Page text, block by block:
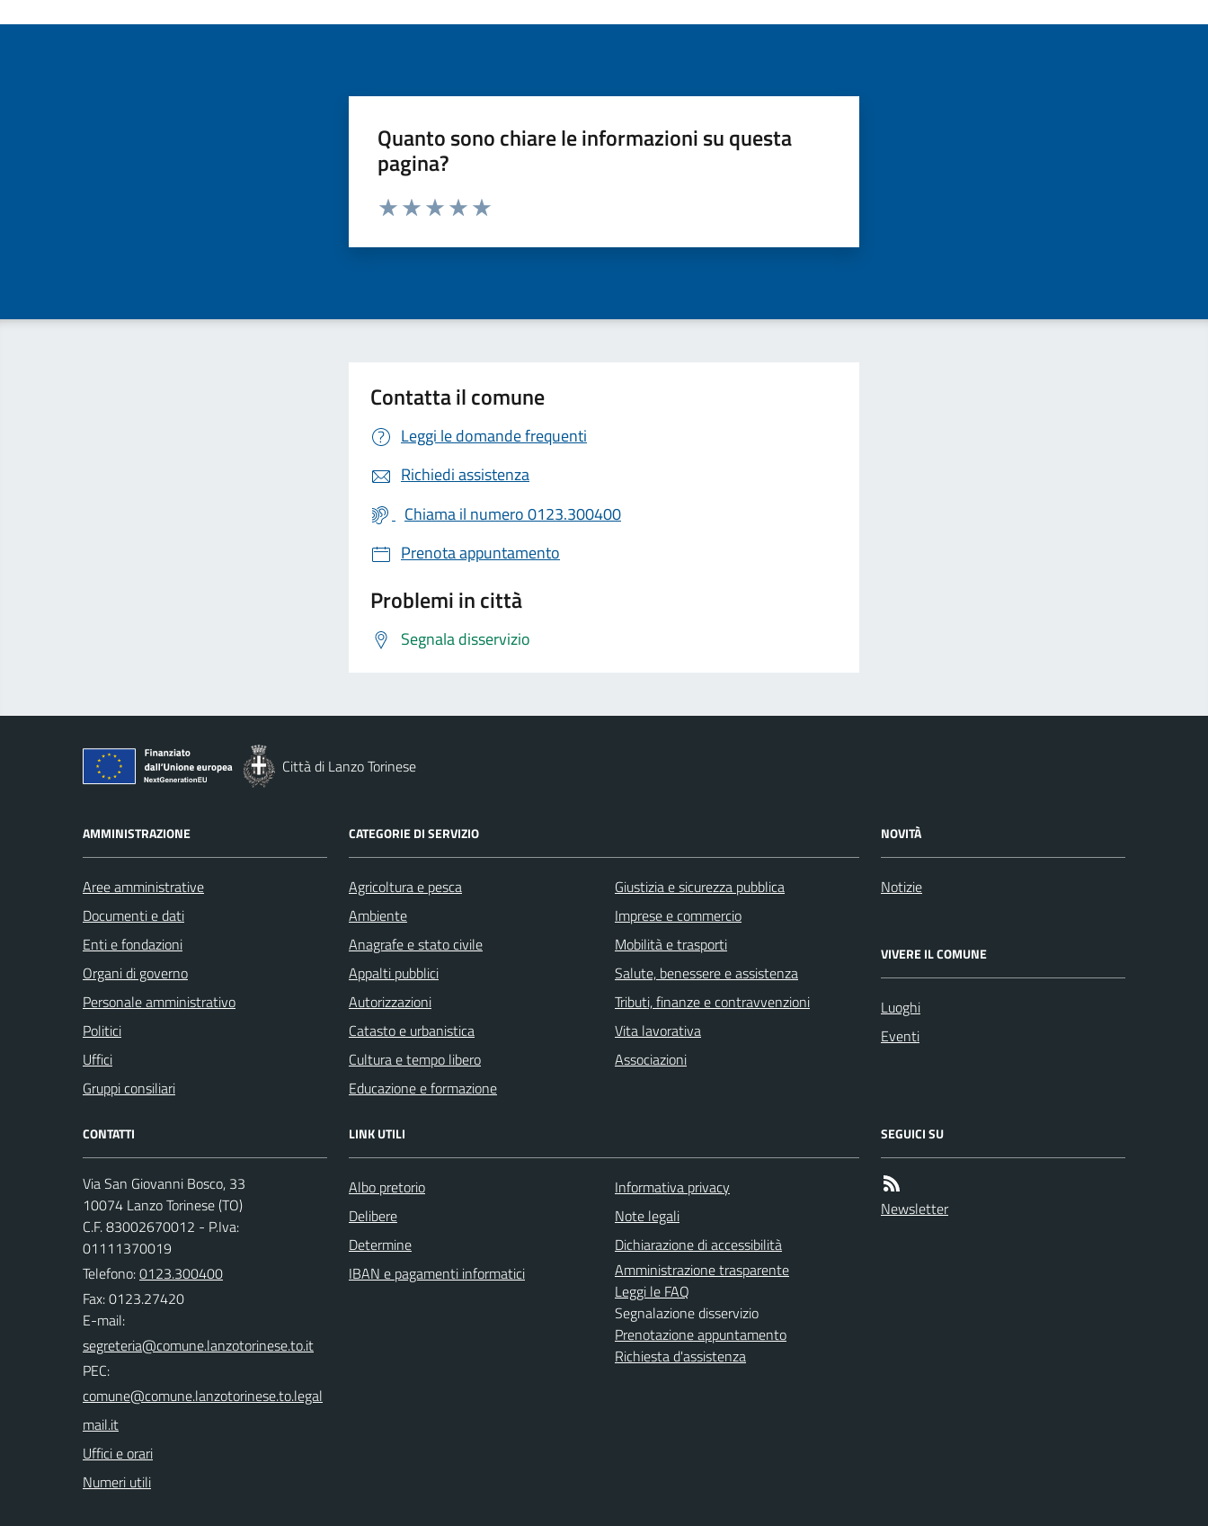
Quanto sono chiare le informazioni su questa
pagina?
Valuta da 1 a 5 stelle la pagina
Contatta il comune
Leggi le domande frequenti
Richiedi assistenza
Chiama il numero 0123.300400
Prenota appuntamento
Problemi in città
Segnala disservizio
Città di Lanzo Torinese
AMMINISTRAZIONE
Aree amministrative
Documenti e dati
Enti e fondazioni
Organi di governo
Personale amministrativo
Politici
Uffici
Gruppi consiliari
CATEGORIE DI SERVIZIO
Agricoltura e pesca
Ambiente
Anagrafe e stato civile
Appalti pubblici
Autorizzazioni
Catasto e urbanistica
Cultura e tempo libero
Educazione e formazione
Giustizia e sicurezza pubblica
Imprese e commercio
Mobilità e trasporti
Salute, benessere e assistenza
Tributi, finanze e contravvenzioni
Vita lavorativa
Associazioni
NOVITÀ
Notizie
VIVERE IL COMUNE
Luoghi
Eventi
CONTATTI
Via San Giovanni Bosco, 33
10074 Lanzo Torinese (TO)
C.F. 83002670012 - P.Iva:
01111370019
Telefono:0123.300400
Fax: 0123.27420
E-mail:
PEC:
Uffici e orari
Numeri utili
LINK UTILI
Albo pretorio
Delibere
Determine
IBAN e pagamenti informatici
Informativa privacy
Note legali
Dichiarazione di accessibilità
Amministrazione trasparente
Leggi le FAQ
Segnalazione disservizio
Prenotazione appuntamento
Richiesta d'assistenza
SEGUICI SU
Newsletter